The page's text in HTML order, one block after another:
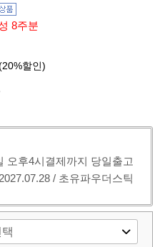
8주분
20%할인)
오후4시결제까지 당일출고
/ 초유파우더스틱